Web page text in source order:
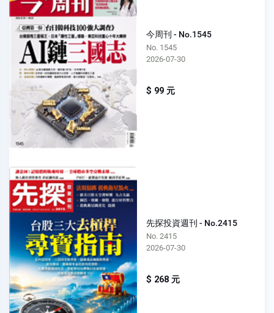
今周刊 - No.1545
No. 1545
2026-07-30
$ 99 元
先探投資週刊 - No.2415
No. 2415
2026-07-30
$ 268 元